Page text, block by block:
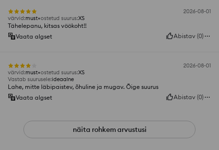
2026-08-01
värvid:must ostetud suurus:XS
Tähelepanu, kitsas vöökoht!!
Vaata algset
Abistav (0)
2026-08-01
värvid:must ostetud suurus:XS
Vastab suurusele:ideaalne
Lahe, mitte läbipaistev, õhuline ja mugav. Õige suurus
Vaata algset
Abistav (0)
näita rohkem arvustusi